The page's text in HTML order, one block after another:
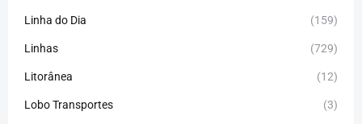
Linha do Dia (159)
Linhas (729)
Litorânea (12)
Lobo Transportes (3)